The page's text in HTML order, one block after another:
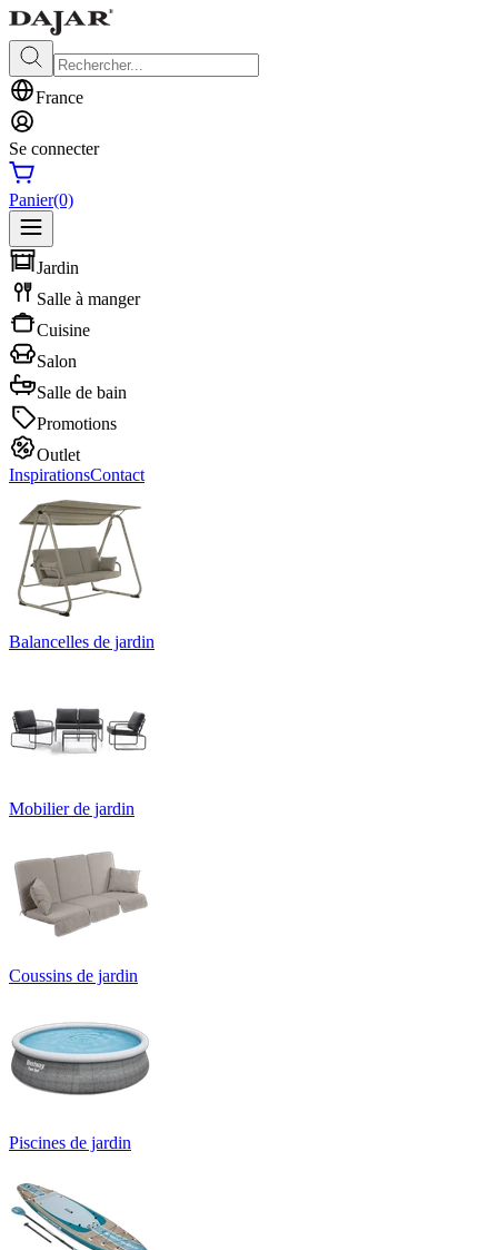
France
Se connecter
Panier(0)
Jardin
Salle à manger
Cuisine
Salon
Salle de bain
Promotions
Outlet
InspirationsContact
Balancelles de jardin
Mobilier de jardin
Coussins de jardin
Piscines de jardin